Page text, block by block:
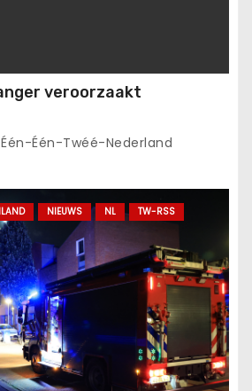
veroorzaakt
Één-Één-Twéé-Nederland
NIEUWS NL TW-RSS